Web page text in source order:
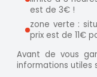
est de 3€ !
zone verte :
prix est de 11€
Avant de vous
informations utiles